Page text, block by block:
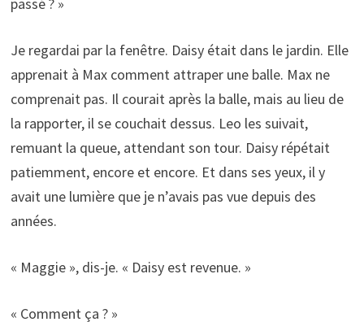
passé ? »
Je regardai par la fenêtre. Daisy était dans le jardin. Elle
apprenait à Max comment attraper une balle. Max ne
comprenait pas. Il courait après la balle, mais au lieu de
la rapporter, il se couchait dessus. Leo les suivait,
remuant la queue, attendant son tour. Daisy répétait
patiemment, encore et encore. Et dans ses yeux, il y
avait une lumière que je n’avais pas vue depuis des
années.
« Maggie », dis-je. « Daisy est revenue. »
« Comment ça ? »